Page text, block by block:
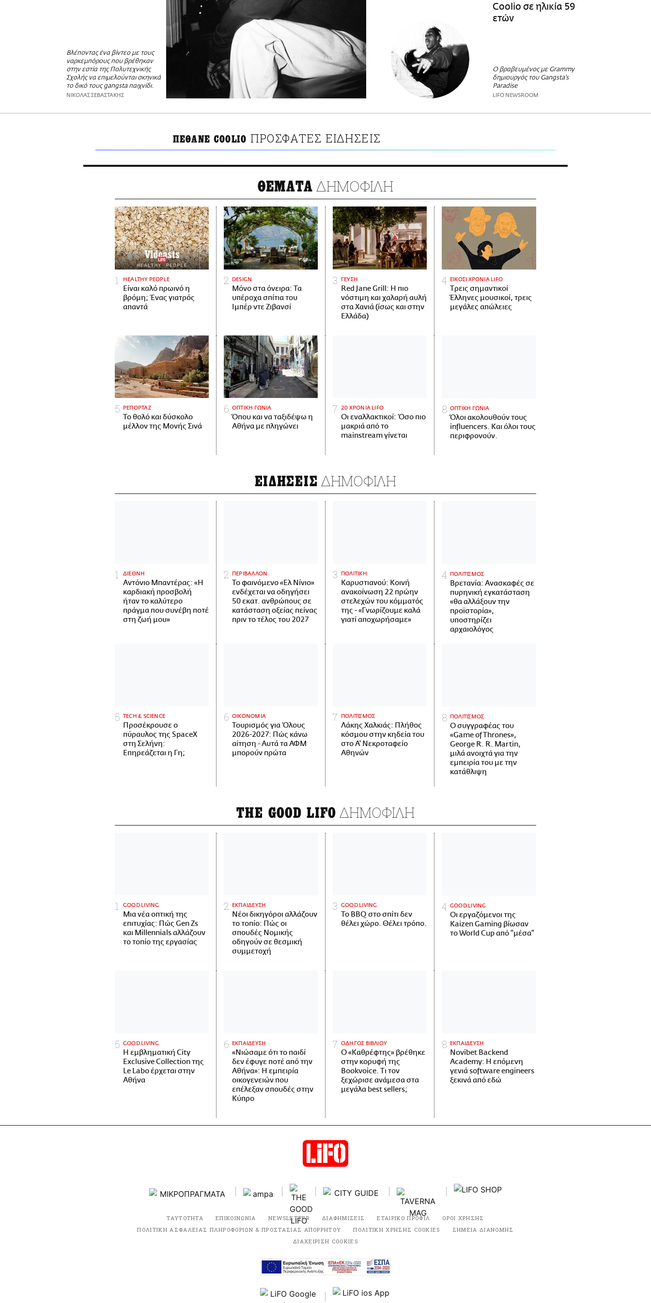
Βλέποντας ένα βίντεο με τους
ναρκεμπόρους που βρέθηκαν
στην εστία της Πολυτεχνικής
Σχολής να επιμελούνται σκηνικά
το δικό τους gangsta παιχνίδι.
ΝΙΚΟΛΑΣ ΣΕΒΑΣΤΑΚΗΣ
Coolio σε ηλικία 59
ετών
Ο βραβευμένος με Grammy
δημιουργός του Gangsta's
Paradise
LIFO NEWSROOM
ΠΕΘΑΝΕ COOLIO ΠΡΟΣΦΑΤΕΣ ΕΙΔΗΣΕΙΣ
ΘΕΜΑΤΑ ΔΗΜΟΦΙΛΗ
HEALTHY PEOPLE
Είναι καλό πρωινό η
βρόμη; Ένας γιατρός
απαντά
DESIGN
Μόνο στα όνειρα: Τα
υπέροχα σπίτια του
Ιμπέρ ντε Ζιβανσί
ΓΕΥΣΗ
Red Jane Grill: Η πιο
νόστιμη και χαλαρή αυλή
στα Χανιά (ίσως και στην
Ελλάδα)
ΕΙΚΟΣΙ ΧΡΟΝΙΑ LIFO
Tρεις σημαντικοί
Έλληνες μουσικοί, τρεις
μεγάλες απώλειες
ΡΕΠΟΡΤΑΖ
Το θολό και δύσκολο
μέλλον της Μονής Σινά
ΟΠΤΙΚΗ ΓΩΝΙΑ
Όπου και να ταξιδέψω η
Αθήνα με πληγώνει
20 ΧΡΟΝΙΑ LIFO
Οι εναλλακτικοί: Όσο πιο
μακριά από το
mainstream γίνεται
ΟΠΤΙΚΗ ΓΩΝΙΑ
Όλοι ακολουθούν τους
influencers. Και όλοι τους
περιφρονούν.
ΕΙΔΗΣΕΙΣ ΔΗΜΟΦΙΛΗ
ΔΙΕΘΝΗ
Αντόνιο Μπαντέρας: «Η
καρδιακή προσβολή
ήταν το καλύτερο
πράγμα που συνέβη ποτέ
στη ζωή μου»
ΠΕΡΙΒΑΛΛΟΝ
Το φαινόμενο «Ελ Νίνιο»
ενδέχεται να οδηγήσει
50 εκατ. ανθρώπους σε
κατάσταση οξείας πείνας
πριν το τέλος του 2027
ΠΟΛΙΤΙΚΗ
Καρυστιανού: Κοινή
ανακοίνωση 22 πρώην
στελεχών του κόμματός
της - «Γνωρίζουμε καλά
γιατί αποχωρήσαμε»
ΠΟΛΙΤΙΣΜΟΣ
Βρετανία: Ανασκαφές σε
πυρηνική εγκατάσταση
«θα αλλάξουν την
προϊστορία»,
υποστηρίζει
αρχαιολόγος
ΤECH & SCIENCE
Προσέκρουσε ο
πύραυλος της SpaceX
στη Σελήνη:
Επηρεάζεται η Γη;
ΟΙΚΟΝΟΜΙΑ
Τουρισμός για Όλους
2026-2027: Πώς κάνω
αίτηση - Αυτά τα ΑΦΜ
μπορούν πρώτα
ΠΟΛΙΤΙΣΜΟΣ
Λάκης Χαλκιάς: Πλήθος
κόσμου στην κηδεία του
στο Α' Νεκροταφείο
Αθηνών
ΠΟΛΙΤΙΣΜΟΣ
Ο συγγραφέας του
«Game of Thrones»,
George R. R. Martin,
μιλά ανοιχτά για την
εμπειρία του με την
κατάθλιψη
THE GOOD LIFO ΔΗΜΟΦΙΛΗ
GOOD LIVING
Μια νέα οπτική της
επιτυχίας: Πώς Gen Zs
και Millennials αλλάζουν
το τοπίο της εργασίας
ΕΚΠΑΙΔΕΥΣΗ
Νέοι δικηγόροι αλλάζουν
το τοπίο: Πώς οι
σπουδές Νομικής
οδηγούν σε θεσμική
συμμετοχή
GOOD LIVING
Το BBQ στο σπίτι δεν
θέλει χώρο. Θέλει τρόπο.
GOOD LIVING
Οι εργαζόμενοι της
Kaizen Gaming βίωσαν
το World Cup από "μέσα"
GOOD LIVING
Η εμβληματική City
Exclusive Collection της
Le Labo έρχεται στην
Αθήνα
ΕΚΠΑΙΔΕΥΣΗ
«Νιώσαμε ότι το παιδί
δεν έφυγε ποτέ από την
Αθήνα»: Η εμπειρία
οικογενειών που
επέλεξαν σπουδές στην
Κύπρο
ΟΔΗΓΟΣ ΒΙΒΛΙΟΥ
Ο «Καθρέφτης» βρέθηκε
στην κορυφή της
Bookvoice. Τι τον
ξεχώρισε ανάμεσα στα
μεγάλα best sellers;
ΕΚΠΑΙΔΕΥΣΗ
Novibet Backend
Academy: Η επόμενη
γενιά software engineers
ξεκινά από εδώ
ΤΑΥΤΟΤΗΤΑ ΕΠΙΚΟΙΝΩΝΙΑ NEWSLETTER ΔΙΑΦΗΜΙΣΕΙΣ ΕΤΑΙΡΙΚΟ ΠΡΟΦΙΛ
ΟΡΟΙ ΧΡΗΣΗΣ
ΠΟΛΙΤΙΚΗ ΑΣΦΑΛΕΙΑΣ ΠΛΗΡΟΦΟΡΙΩΝ & ΠΡΟΣΤΑΣΙΑΣ ΑΠΟΡΡΗΤΟΥ
ΠΟΛΙΤΙΚΗ ΧΡΗΣΗΣ COOKIES
ΣΗΜΕΙΑ ΔΙΑΝΟΜΗΣ
ΔΙΑΧΕΙΡΙΣΗ COOKIES